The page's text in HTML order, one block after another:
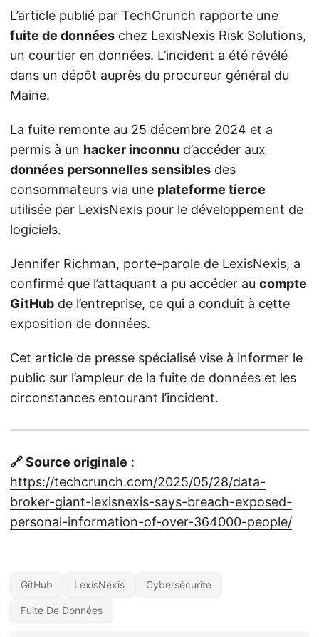
L’article publié par TechCrunch rapporte une
fuite de données chez LexisNexis Risk Solutions,
un courtier en données. L’incident a été révélé
dans un dépôt auprès du procureur général du
Maine.
La fuite remonte au 25 décembre 2024 et a
permis à un hacker inconnu d’accéder aux
données personnelles sensibles des
consommateurs via une plateforme tierce
utilisée par LexisNexis pour le développement de
logiciels.
Jennifer Richman, porte-parole de LexisNexis, a
confirmé que l’attaquant a pu accéder au compte
GitHub de l’entreprise, ce qui a conduit à cette
exposition de données.
Cet article de presse spécialisé vise à informer le
public sur l’ampleur de la fuite de données et les
circonstances entourant l’incident.
🔗 Source originale :
https://techcrunch.com/2025/05/28/data-
broker-giant-lexisnexis-says-breach-exposed-
personal-information-of-over-364000-people/
GitHub LexisNexis Cybersécurité
Fuite De Données